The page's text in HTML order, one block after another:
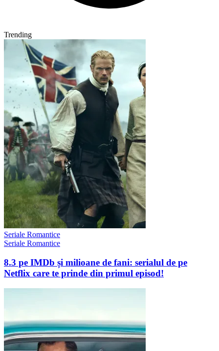
Trending
Seriale Romantice
Seriale Romantice
8.3 pe IMDb și milioane de fani: serialul de pe
Netflix care te prinde din primul episod!